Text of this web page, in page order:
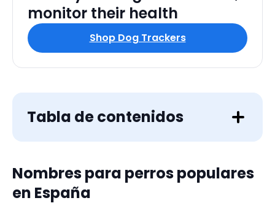
monitor their health
Shop Dog Trackers
Tabla de contenidos
Top 10 nombres de perro
Top 10 nombres de perra
Nombres para perros populares
en España